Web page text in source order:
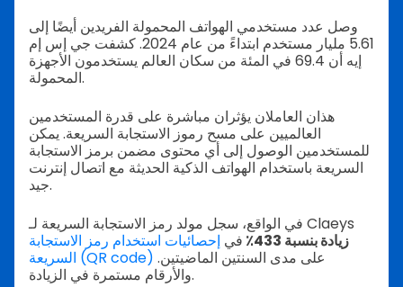
وصل عدد مستخدمي الهواتف المحمولة الفريدين أيضًا إلى
5.61 مليار مستخدم ابتداءً من عام 2024. كشفت جي إس إم
إيه أن 69.4 في المئة من سكان العالم يستخدمون الأجهزة
المحمولة.
هذان العاملان يؤثران مباشرة على قدرة المستخدمين
العالميين على مسح رموز الاستجابة السريعة. يمكن
للمستخدمين الوصول إلى أي محتوى مضمن برمز الاستجابة
السريعة باستخدام الهواتف الذكية الحديثة مع اتصال إنترنت
جيد.
في الواقع، سجل مولد رمز الاستجابة السريعة لـ Claeys
زيادة بنسبة 433٪
في إحصائيات استخدام رمز الاستجابة
السريعة (QR code)
والأرقام مستمرة في الزيادة.